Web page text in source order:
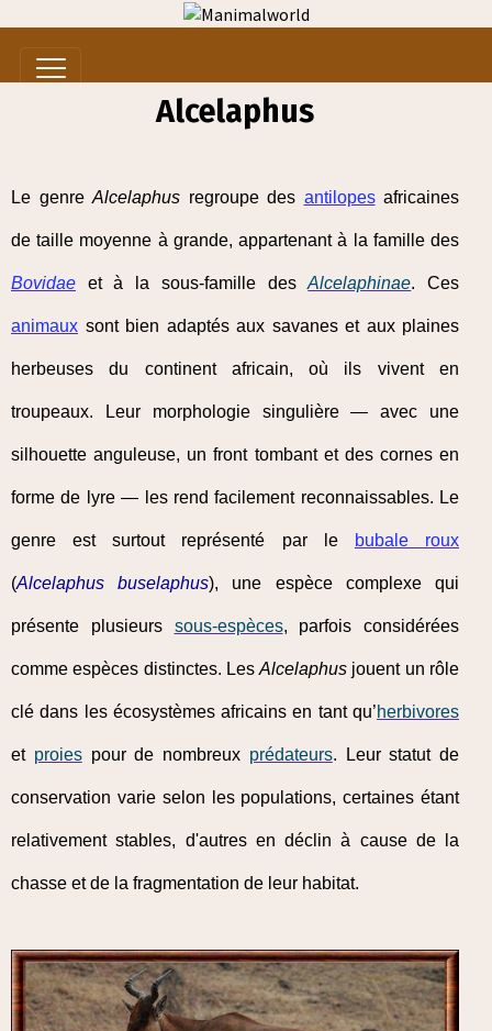
Alcelaphus
Le genre Alcelaphus regroupe des antilopesafricaines
de taille moyenne à grande, appartenant à la famille des
Bovidae et à la sous-famille desAlcelaphinae. Ces
animaux sont bien adaptés aux savanes et aux plaines
herbeuses du continent africain, où ils vivent en
troupeaux. Leur morphologie singulière — avec une
silhouette anguleuse, un front tombant et des cornes en
forme de lyre — les rend facilement reconnaissables. Le
genre est surtout représenté par le bubale roux
(Alcelaphus buselaphus), une espèce complexe qui
présente plusieurs sous-espèces, parfois considérées
comme espèces distinctes. LesAlcelaphus jouent un rôle
clé dans les écosystèmes africains en tant qu’herbivores
et proiespour de nombreux prédateurs. Leur statut de
conservation varie selon les populations, certaines étant
relativement stables, d'autres en déclin à cause de la
chasse et de la fragmentation de leur habitat.